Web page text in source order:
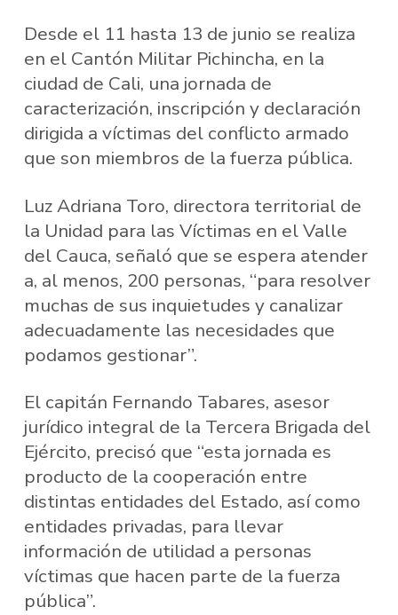
Desde el 11 hasta 13 de junio se realiza
en el Cantón Militar Pichincha, en la
ciudad de Cali, una jornada de
caracterización, inscripción y declaración
dirigida a víctimas del conflicto armado
que son miembros de la fuerza pública.
Luz Adriana Toro, directora territorial de
la Unidad para las Víctimas en el Valle
del Cauca, señaló que se espera atender
a, al menos, 200 personas, “para resolver
muchas de sus inquietudes y canalizar
adecuadamente las necesidades que
podamos gestionar”.
El capitán Fernando Tabares, asesor
jurídico integral de la Tercera Brigada del
Ejército, precisó que “esta jornada es
producto de la cooperación entre
distintas entidades del Estado, así como
entidades privadas, para llevar
información de utilidad a personas
víctimas que hacen parte de la fuerza
pública”.